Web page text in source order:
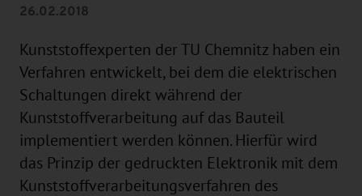
26.02.2018
Kunststoffexperten der TU Chemnitz haben ein
Verfahren entwickelt, bei dem die elektrischen
Schaltungen direkt während der
Kunststoffverarbeitung auf das Bauteil
implementiert werden können. Hierfür wird
das Prinzip der gedruckten Elektronik mit dem
Kunststoffverarbeitungsverfahren des